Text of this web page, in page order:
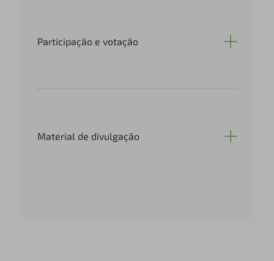
Participação e votação
Material de divulgação